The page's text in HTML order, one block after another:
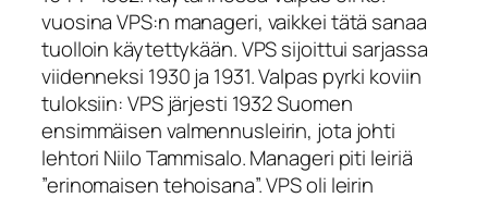
vuosina VPS:n manageri, vaikkei tätä sanaa
tuolloin käytettykään. VPS sijoittui sarjassa
viidenneksi 1930 ja 1931. Valpas pyrki koviin
tuloksiin: VPS järjesti 1932 Suomen
ensimmäisen valmennusleirin, jota johti
lehtori Niilo Tammisalo. Manageri piti leiriä
”erinomaisen tehoisana”. VPS oli leirin